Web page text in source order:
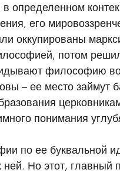
определенном
его
оккупированы
потом
философию
– ее место займут
понимания
по ее буквальной
ней. Но этот, главный